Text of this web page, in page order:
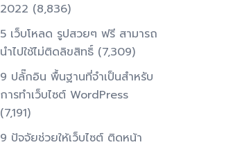
2022 (8,836)
5 เว็บโหลด รูปสวยๆ ฟรี สามารถ
นำไปใช้ไม่ติดลิขสิทธิ์ (7,309)
9 ปลั๊กอิน พื้นฐานที่จำเป็นสำหรับ
การทําเว็บไซต์ WordPress
(7,191)
9 ปัจจัยช่วยให้เว็บไซต์ ติดหน้า